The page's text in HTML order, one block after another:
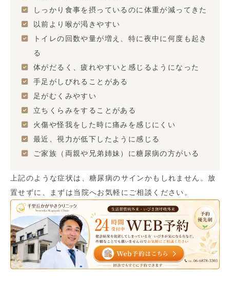
しっかり食事を摂っているのに体重が減ってきた
以前より喉が渇きやすい
トイレの回数や量が増え、特に夜中に何度も起き
る
体がだるく、疲れやすいと感じるようになった
手足がしびれることがある
足がむくみやすい
立ちくらみをすることがある
火傷や怪我をした時に痛みを感じにくい
最近、視力が低下したように感じる
ご家族（両親や兄弟姉妹）に糖尿病の方がいる
上記のような症状は、糖尿病のサインかもしれません。放
置せずに、まずは当院へお気軽にご相談ください。